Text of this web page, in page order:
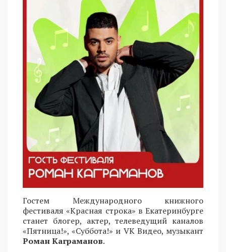
Гостем Международного книжного
фестиваля «Красная строка» в Екатеринбурге
станет блогер, актер, телеведущий каналов
«Пятница!», «Суббота!» и VK Видео, музыкант
Роман Каграманов.